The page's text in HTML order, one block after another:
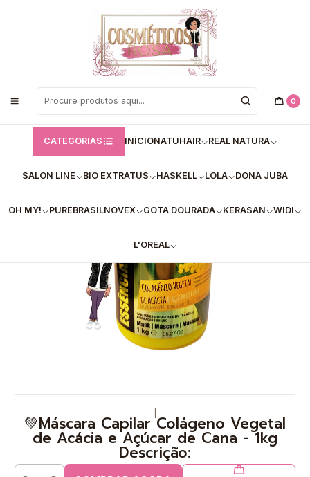
0
CATEGORIAS INÍCIONATUHAIR REAL NATURA
SALON LINE BIO EXTRATUS HASKELL LOLA DONA JUBA
OH MY! PUREBRASILNOVEX GOTA DOURADA KERASAN WIDI
L'ORÉAL
Bem vindos a Loja de Cosméticos Rosa!
Máscaras
💚Máscara Capilar Colágeno Vegetal de Acácia e Açúcar de Cana -
💚Máscara Capilar Colágeno Vegetal
de Acácia e Açúcar de Cana - 1kg
Descrição: